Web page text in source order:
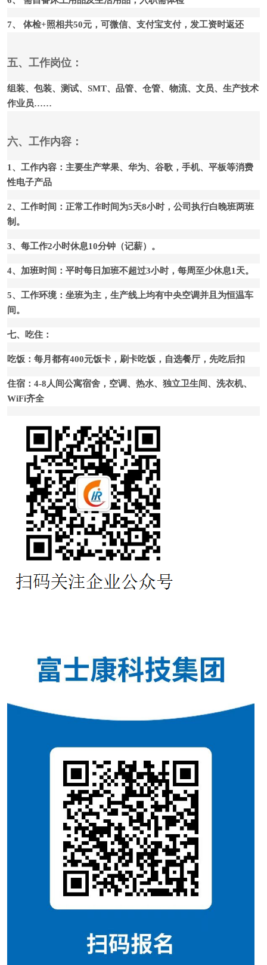
7、 体检+照相共50元，可微信、支付宝支付，发工资时返还
五、工作岗位：
组装、包装、测试、SMT、品管、仓管、物流、文员、生产技术
作业员……
六、工作内容：
1、工作内容：主要生产苹果、华为、谷歌，手机、平板等消费
性电子产品
2、工作时间：正常工作时间为5天8小时，公司执行白晚班两班
制。
3、每工作2小时休息10分钟（记薪）。
4、加班时间：平时每日加班不超过3小时，每周至少休息1天。
5、工作环境：坐班为主，生产线上均有中央空调并且为恒温车
间。
七、吃住：
吃饭：每月都有400元饭卡，刷卡吃饭，自选餐厅，先吃后扣
住宿：4-8人间公寓宿舍，空调、热水、独立卫生间、洗衣机、
WiFi齐全